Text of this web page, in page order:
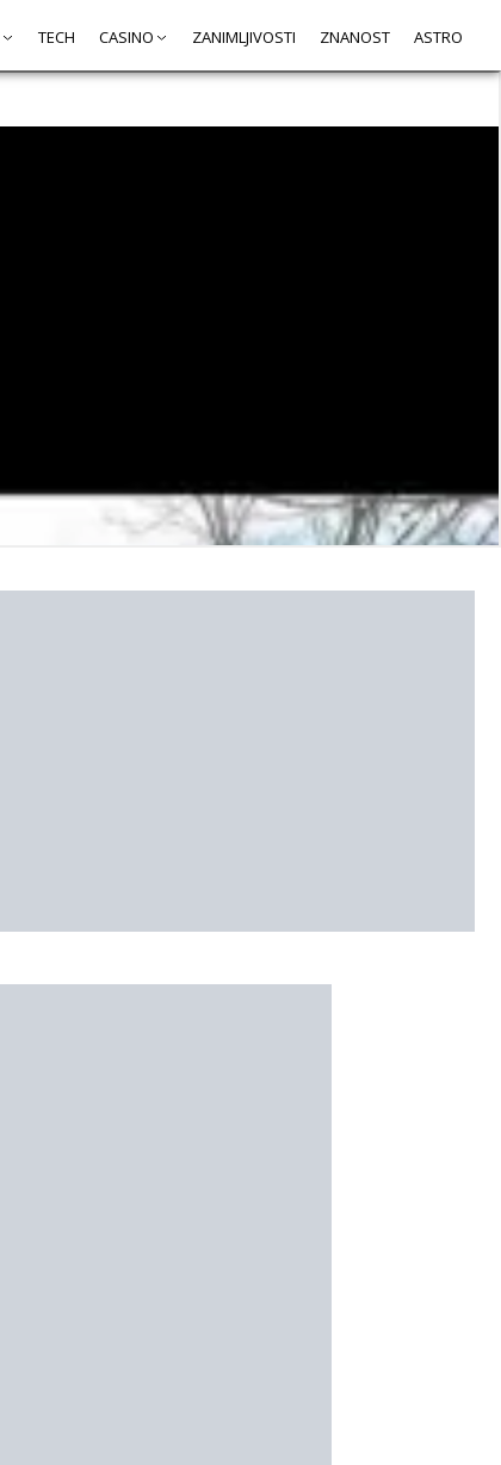
TECH CASINO ZANIMLJIVOSTI ZNANOST ASTRO